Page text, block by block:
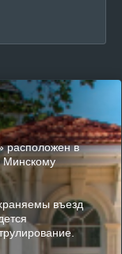
расположен в
Минскому
въезд